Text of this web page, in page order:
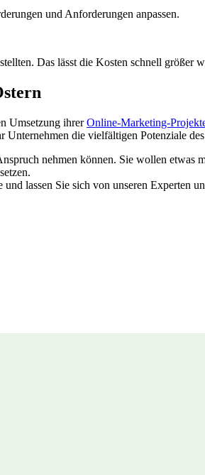
und Anforderungen anpassen.
Das lässt die Kosten schnell
Umsetzung ihrerOnline-Marketing-
die vielfältigen Potenziale
nehmen können. Sie wollen etwas
lassen Sie sich von unseren Experten